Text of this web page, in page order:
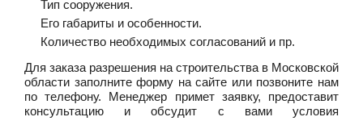
Тип сооружения.
Его габариты и особенности.
Количество необходимых согласований и пр.
Для заказа разрешения на строительства в Московской
области заполните форму на сайте или позвоните нам
по телефону. Менеджер примет заявку, предоставит
консультацию и обсудит с вами условия